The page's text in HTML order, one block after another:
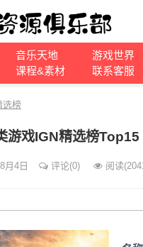
音乐天地 游戏世界
课程&素材 联系客服
选榜
游戏IGN精选榜Top15
月4日 评论(0) 阅读